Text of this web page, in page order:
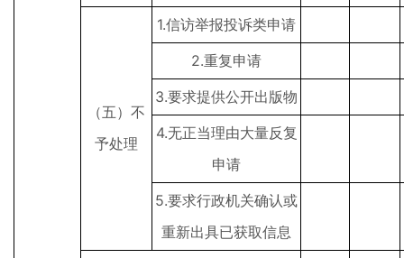
（五）不
予处理
1.信访举报投诉类申请
2.重复申请
3.要求提供公开出版物
4.无正当理由大量反复
申请
5.要求行政机关确认或
重新出具已获取信息